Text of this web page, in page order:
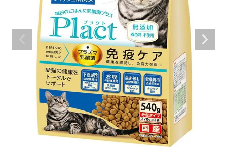
ご利用案内
ACCOUNT MENU
ようこそ ゲスト 様
ログイン person 新規会員登録